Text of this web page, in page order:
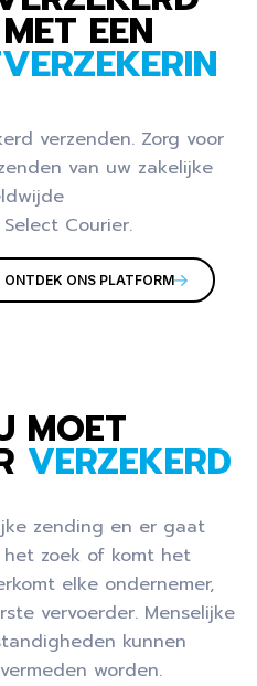
EEN
verzenden. Zorg voor
van uw zakelijke
Courier.
ONTDEK ONS PLATFORM
MOET
VERZEKERD
zending en er gaat
het zoek of komt het
elke ondernemer,
vervoerder. Menselijke
kunnen
worden.